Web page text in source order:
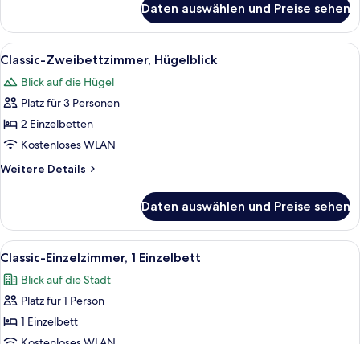
Doppelzimmer,
Hügelblick
Daten auswählen und Preise sehen
Alle
Fotos
für
Classic-
Zweibettzimmer,
Hügelblick
anzeigen
Ein Hotelzimmer mit zwei Betten,
5
Classic-Zweibettzimmer, Hügelblick
Blick auf die Hügel
Platz für 3 Personen
2 Einzelbetten
Kostenloses WLAN
Weitere Details
Weitere
Zweibettzimmer,
Hügelblick
Daten auswählen und Preise sehen
Alle
Fotos
für
Classic-
Einzelzimmer,
Ein Hotelzimmer mit Bett, Fernseher,
5
Classic-Einzelzimmer, 1 Einzelbett
Blick auf die Stadt
Platz für 1 Person
1 Einzelbett